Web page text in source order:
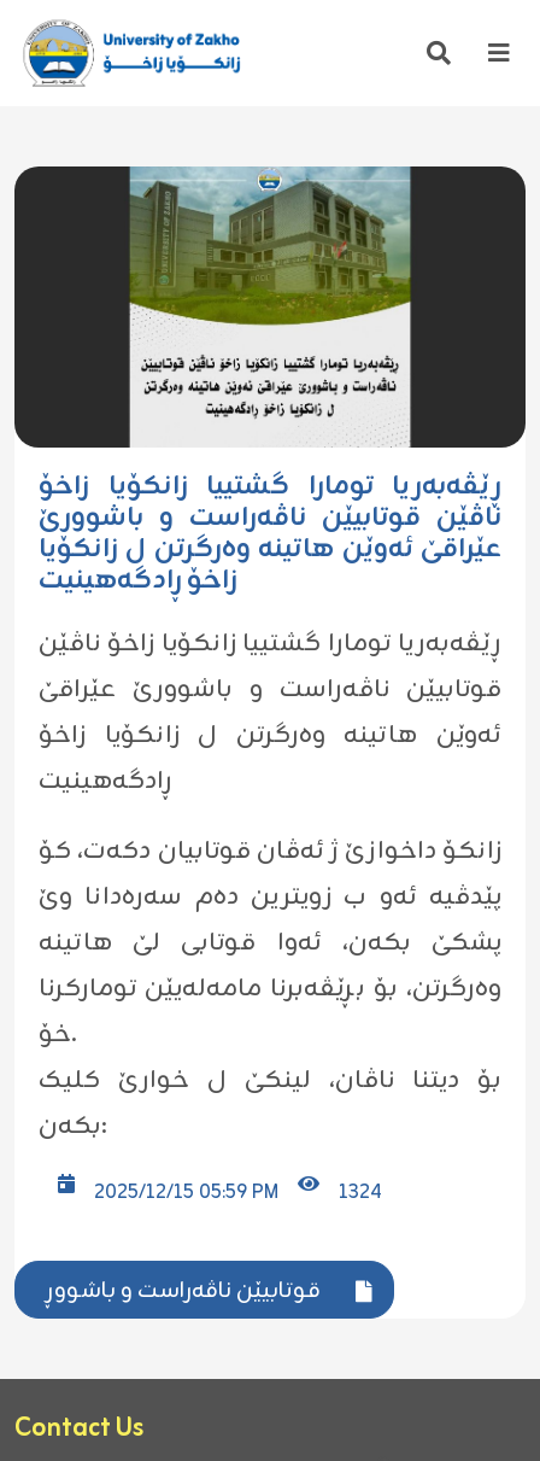
ڕێڤەبەریا تومارا گشتییا زانکۆیا زاخۆ
ناڤێن قوتابیێن ناڤەراست و باشوورێ
عێراقێ ئەوێن هاتینە وەرگرتن ل زانکۆیا
زاخۆ ڕادگەهینیت
ڕێڤەبەریا تومارا گشتییا زانکۆیا زاخۆ ناڤێن
قوتابیێن ناڤەراست و باشوورێ عێراقێ
ئەوێن هاتینە وەرگرتن ل زانکۆیا زاخۆ
ڕادگەهینیت
زانکۆ داخوازێ ژ ئەڤان قوتابیان دکەت، کۆ
پێدڤیە ئەو ب زویترین دەم سەرەدانا وێ
پشکێ بکەن، ئەوا قوتابی لێ هاتینە
وەرگرتن، بۆ بڕێڤەبرنا مامەلەیێن تومارکرنا
خۆ.
بۆ دیتنا ناڤان، لینکێ ل خوارێ کلیک
بکەن:
2025/12/15 05:59 PM 1324
قوتابیێن ناڤەراست و باشووڕ
Contact Us